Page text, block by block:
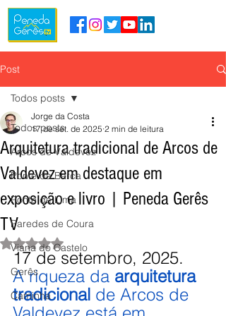
Post
Todos posts
Arcos de Valdevez
Ponte da Barca
Ponte de Lima
Paredes de Coura
Viana do Castelo
Gerês
Caminha
Todos posts
Arquitetura tradicional de Arcos de
Valdevez em destaque em
exposição e livro | Peneda Gerês
TV
Jorge da Costa
17 de set. de 2025 2 min de leitura
Avaliado com NaN de 5 estrelas.
17 de setembro, 2025.
A riqueza da arquitetura
tradicional de Arcos de